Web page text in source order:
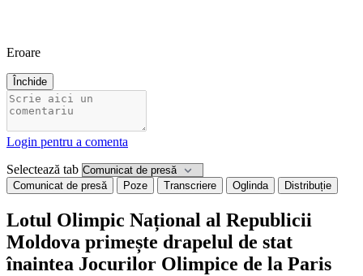
Eroare
Închide
Login pentru a comenta
Selectează tab
Comunicat de presă Poze Transcriere Oglinda Distribuție
Lotul Olimpic Național al Republicii
Moldova primește drapelul de stat
înaintea Jocurilor Olimpice de la Paris